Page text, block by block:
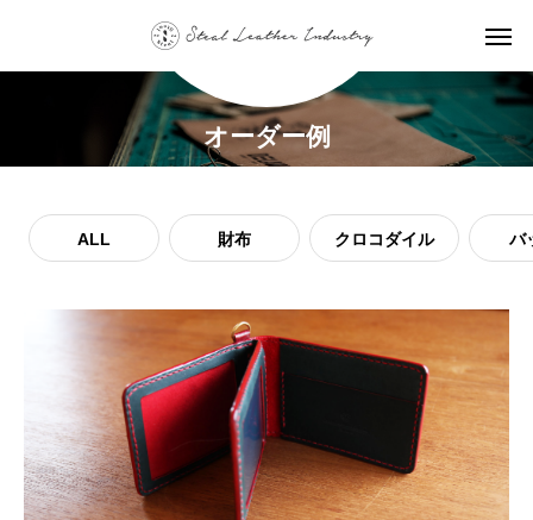
オーダー例
ALL 財布 クロコダイル バ